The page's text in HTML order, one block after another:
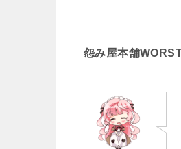
怨み屋本舗